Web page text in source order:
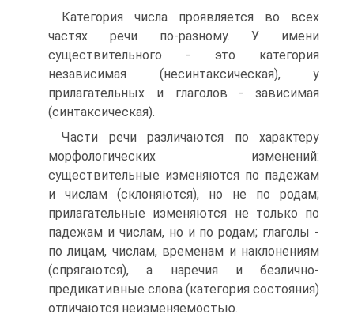
Категория числа проявляется во всех
частях речи по-разному. У имени
существительного - это категория
независимая (несинтаксическая), у
прилагательных и глаголов - зависимая
(синтаксическая).
Части речи различаются по характеру
морфологических изменений:
существительные изменяются по падежам
и числам (склоняются), но не по родам;
прилагательные изменяются не только по
падежам и числам, но и по родам; глаголы -
по лицам, числам, временам и наклонениям
(спрягаются), а наречия и безлично-
предикативные слова (категория состояния)
отличаются неизменяемостью.